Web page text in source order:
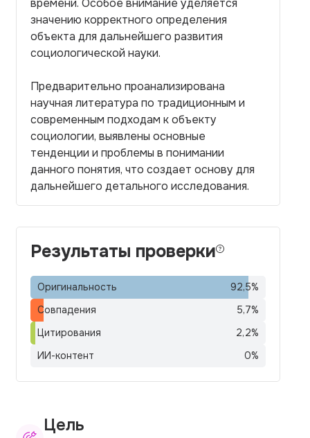
времени. Особое внимание уделяется
значению корректного определения
объекта для дальнейшего развития
социологической науки.
Предварительно проанализирована
научная литература по традиционным и
современным подходам к объекту
социологии, выявлены основные
тенденции и проблемы в понимании
данного понятия, что создает основу для
дальнейшего детального исследования.
Результаты проверки
Оригинальность 92,5%
Совпадения
5,7%
Цитирования
2,2%
ИИ-контент
0%
Цель